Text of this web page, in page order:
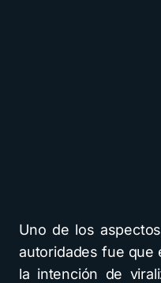
Uno de los
autoridades fue que
la intención de